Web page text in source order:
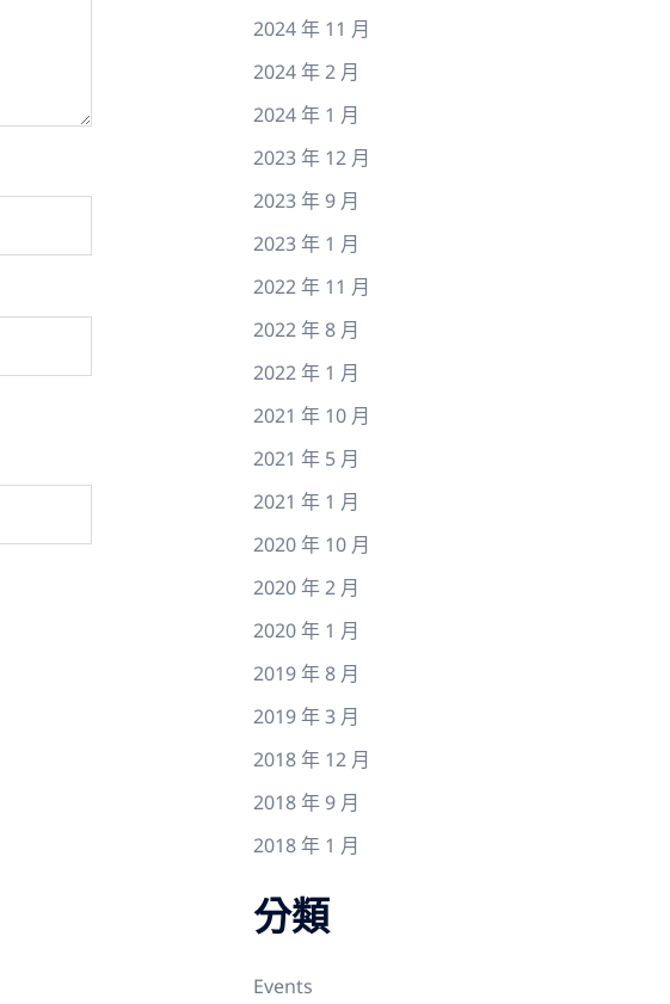
2024 年 11 月
2024 年 2 月
2024 年 1 月
2023 年 12 月
2023 年 9 月
2023 年 1 月
2022 年 11 月
2022 年 8 月
2022 年 1 月
2021 年 10 月
2021 年 5 月
2021 年 1 月
2020 年 10 月
2020 年 2 月
2020 年 1 月
2019 年 8 月
2019 年 3 月
2018 年 12 月
2018 年 9 月
2018 年 1 月
分類
Events